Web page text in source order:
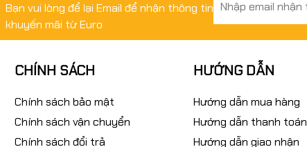
Bạn vui lòng để lại Email để nhận thông tin
khuyến mãi từ Euro
CHÍNH SÁCH
Chính sách bảo mật
Chính sách vận chuyển
Chính sách đổi trả
HƯỚNG DẪN
Hướng dẫn mua hàng
Hướng dẫn thanh toán
Hướng dẫn giao nhận